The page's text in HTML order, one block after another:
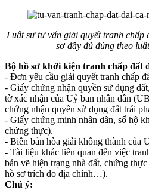
Luật sư tư vấn giải quyết tranh chấp
sơ đầy đủ đúng theo
Bộ hồ sơ khởi kiện tranh chấp đất
- Đơn yêu cầu giải quyết tranh chấp
- Giấy chứng nhận quyền sử dụng
tờ xác nhận của Uỷ ban nhân dân
chứng nhận quyền sử dụng đất trái
- Giấy chứng minh nhân dân, sổ hộ
chứng thực).
- Biên bản hòa giải không thành của
- Tài liệu khác liên quan đến việc
bản vẽ hiện trạng nhà đất, chứng
hồ sơ trích đo địa chính…).
Chú ý: